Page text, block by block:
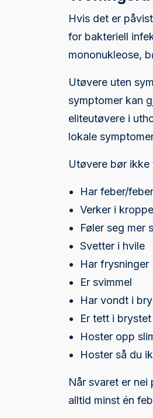
Hvis det er
for bakteriell
mononukleose,
Utøvere uten
symptomer kan
eliteutøvere i
lokale
Utøvere bør ikke
Har feber/
Verker i
Føler seg mer
Svetter i hvile
Har frysninger
Er svimmel
Har vondt i
Er tett i brystet
Hoster opp
Hoster så du
Når svaret er nei
alltid minst én